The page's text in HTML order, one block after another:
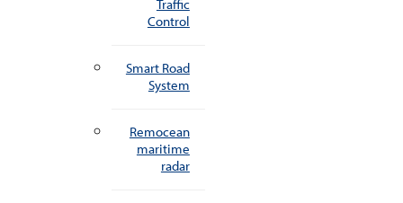
Traffic
Control
Smart Road
System
Remocean
maritime
radar